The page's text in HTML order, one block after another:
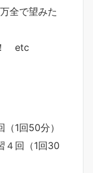
全で望みた
！ etc
1回50分）
４回（1回30